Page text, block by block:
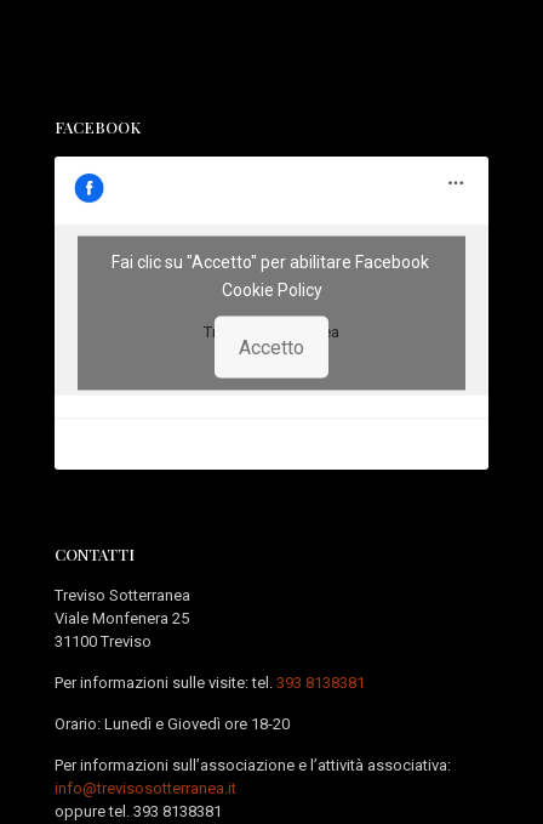
FACEBOOK
Treviso Sotterranea
Fai clic su "Accetto" per abilitare Facebook
Cookie Policy
Accetto
CONTATTI
Treviso Sotterranea
Viale Monfenera 25
31100 Treviso
Per informazioni sulle visite: tel. 393 8138381
Orario: Lunedì e Giovedì ore 18-20
Per informazioni sull’associazione e l’attività associativa:
info@trevisosotterranea.it
oppure tel. 393 8138381